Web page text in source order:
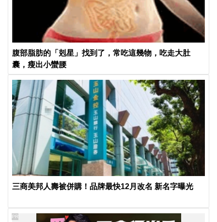
腹部脂肪的「剋星」找到了，常吃這幾物，吃走大肚
囊，瘦出小蠻腰
三商美邦人壽被併購！品牌最快12月改名 新名字曝光
PR